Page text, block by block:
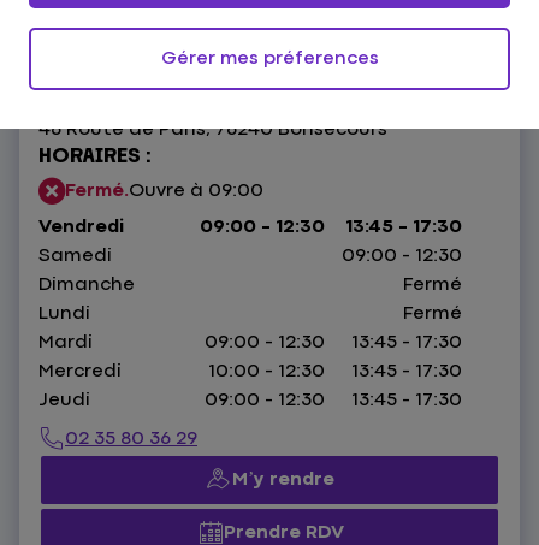
46 Route de Paris, 76240 Bonsecours
HORAIRES :
Fermé.Ouvre à 09:00
Vendredi
09:00 - 12:30
13:45 - 17:30
Samedi
09:00 - 12:30
Dimanche
Fermé
Lundi
Fermé
Mardi
09:00 - 12:30
13:45 - 17:30
Mercredi
10:00 - 12:30
13:45 - 17:30
Jeudi
09:00 - 12:30
13:45 - 17:30
02 35 80 36 29
M’y rendre
Prendre RDV
Gérer mes préferences